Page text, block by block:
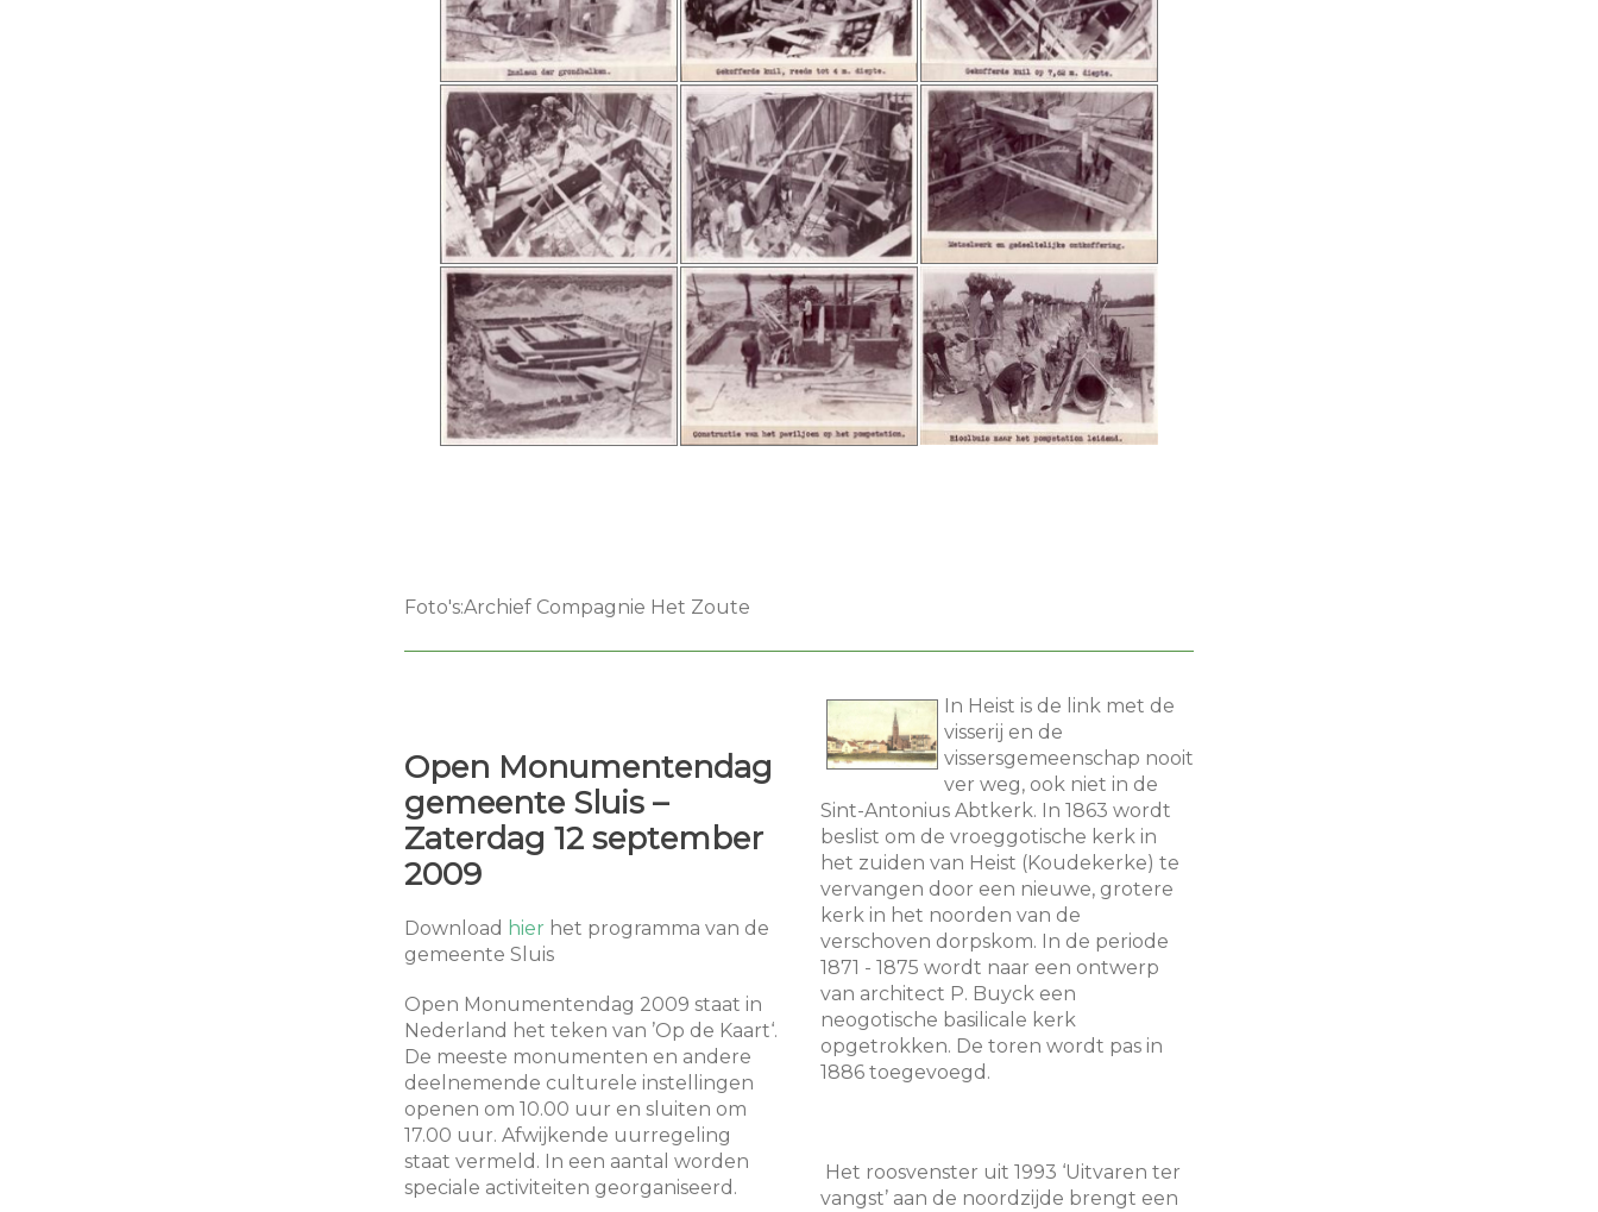
Foto's:Archief Compagnie Het Zoute
Open Monumentendag
gemeente Sluis –
Zaterdag 12 september
2009
Download hier het programma van de
gemeente Sluis
Open Monumentendag 2009 staat in
Nederland het teken van ’Op de Kaart‘.
De meeste monumenten en andere
deelnemende culturele instellingen
openen om 10.00 uur en sluiten om
17.00 uur. Afwijkende uurregeling
staat vermeld. In een aantal worden
speciale activiteiten georganiseerd.
In Heist is de link met de
visserij en de
vissersgemeenschap nooit
ver weg, ook niet in de
Sint-Antonius Abtkerk. In 1863 wordt
beslist om de vroeggotische kerk in
het zuiden van Heist (Koudekerke) te
vervangen door een nieuwe, grotere
kerk in het noorden van de
verschoven dorpskom. In de periode
1871 - 1875 wordt naar een ontwerp
van architect P. Buyck een
neogotische basilicale kerk
opgetrokken. De toren wordt pas in
1886 toegevoegd.
Het roosvenster uit 1993 ‘Uitvaren ter
vangst’ aan de noordzijde brengt een